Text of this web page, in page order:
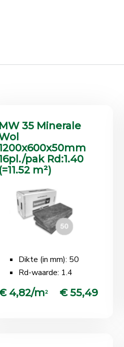
MW 35 Minerale
pak Rd:1.40
(=11.52 m²)
Dikte (in mm): 50
Rd-waarde: 1.4
4,82/m2 € 55,49